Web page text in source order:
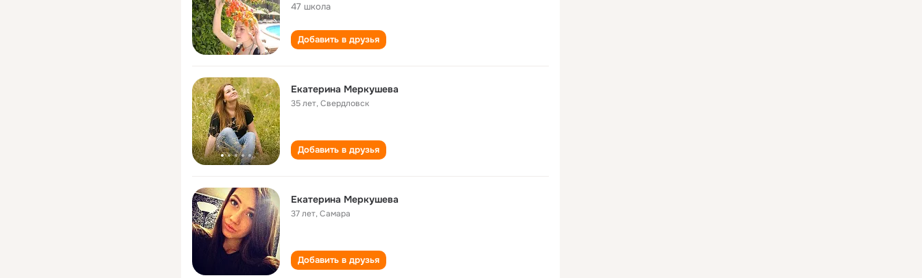
47 школа
Добавить в друзья
Екатерина Меркушева
35 лет,Свердловск
Добавить в друзья
Екатерина Меркушева
37 лет,Самара
Добавить в друзья